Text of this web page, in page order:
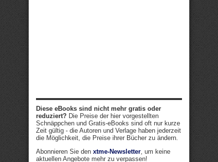
Diese eBooks sind nicht mehr gratis oder
reduziert? Die Preise der hier vorgestellten
Schnäppchen und Gratis-eBooks sind oft nur kurze
Zeit gültig - die Autoren und Verlage haben jederzeit
die Möglichkeit, die Preise ihrer Bücher zu ändern.
Abonnieren Sie den xtme-Newsletter, um keine
aktuellen Angebote mehr zu verpassen!